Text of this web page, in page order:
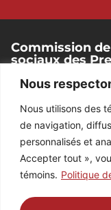
Nous
Nous utilisons des
de navigation,
personnalisés et
Accepter tout »,
témoins. Politique
Commission
sociaux des
Wendake
418 842-1540
RÉPERTOIRE